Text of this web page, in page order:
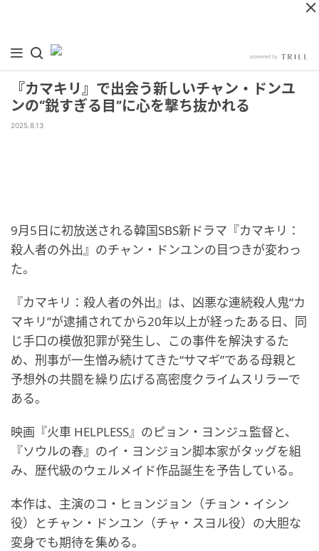
『カマキリ』で出会う新しいチャン・ドンユ
ンの“鋭すぎる目”に心を撃ち抜かれる
2025.8.13
9月5日に初放送される韓国SBS新ドラマ『カマキリ：
殺人者の外出』のチャン・ドンユンの目つきが変わっ
た。
『カマキリ：殺人者の外出』は、凶悪な連続殺人鬼“カ
マキリ”が逮捕されてから20年以上が経ったある日、同
じ手口の模倣犯罪が発生し、この事件を解決するた
め、刑事が一生憎み続けてきた“サマギ”である母親と
予想外の共闘を繰り広げる高密度クライムスリラーで
ある。
映画『火車 HELPLESS』のピョン・ヨンジュ監督と、
『ソウルの春』のイ・ヨンジョン脚本家がタッグを組
み、歴代級のウェルメイド作品誕生を予告している。
本作は、主演のコ・ヒョンジョン（チョン・イシン
役）とチャン・ドンユン（チャ・スヨル役）の大胆な
変身でも期待を集める。